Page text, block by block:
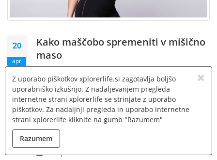
Z uporabo piškotkov xplorerlife.si zagotavlja boljšo
uporabniško izkušnjo. Z nadaljevanjem pregleda
internetne strani xplorerlife se strinjate z uporabo
piškotkov. Za nadaljnji pregleda in uporabo internetne
strani xplorerlife kliknite na gumb "Razumem"
Razumem
20
apr
Kako maščobo spremeniti v mišično
maso
Uravnotežena prehrana je potrebna, da izgubimo
nakopičeno maščobno tkivo, preden začnemo
razvijati mišično maso. Upoštevati moramo tudi
raztezanje, pa tudi ustrezen počitek.
Mnogi, ki želijo izboljšati...
Podrobnosti
20. april 2022 14.24.34 CEST
Avtor: Danica